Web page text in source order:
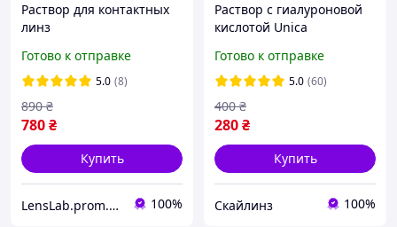
Раствор для контактных
линз
Alcon OPTI-FREE Pure
Moist 300 мл
Готово к отправке
5.0 (8)
780₴
890 ₴
Купить
LensLab.prom.ua 100%
Раствор с гиалуроновой
кислотой Unica
Готово к отправке
5.0 (60)
280₴
400 ₴
Купить
Скайлинз 100%